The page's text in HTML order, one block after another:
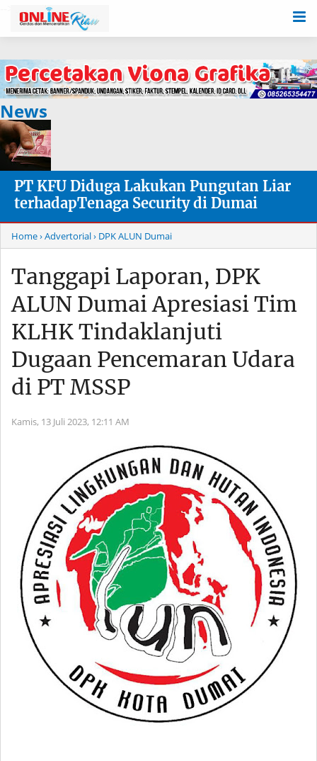
News
PT KFU Diduga Lakukan Pungutan Liar
terhadapTenaga Security di Dumai
Home› Advertorial› DPK ALUN Dumai
Tanggapi Laporan, DPK
ALUN Dumai Apresiasi Tim
KLHK Tindaklanjuti
Dugaan Pencemaran Udara
di PT MSSP
Kamis, 13 Juli 2023, 12:11 AM